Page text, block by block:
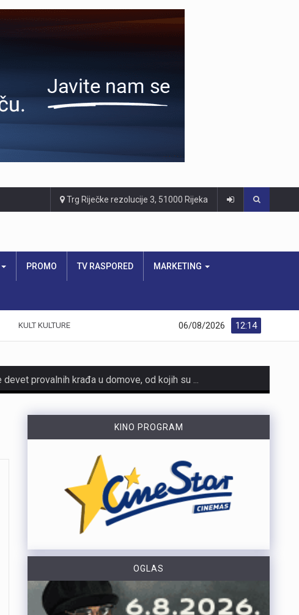
Trg Riječke rezolucije 3, 51000 Rijeka
PROMO TV RASPORED MARKETING
KULT KULTURE 12:14
06/08/2026
https://youtu.be/OT6Ne0UuW2Y Slovenski nogometaš Igor Vekić novo je pojačanje HNK Rijeka. Vratar koji je u karijeri nastupao za slovenski Bravo, portugalski Paços de Ferreira i danski Vejle potpisao je s riječkim klubom ugovor na dvije godine, uz mogućnost produljenja na još jednu godinu. Vekić već ima poveznicu s Rijekom jer je bio dio slovenske reprezentacije u vrijeme kada je izbornik bio Matjaž Kek. Više u videopprilogu:
https://youtu.be/g3PZHf8Z8yM Deseti put održana je manifestacija „Oluja na Kvarneru“ na Krčkom mostu, gdje su 222 baklje upaljene u čast poginulim braniteljima Primorsko-goranske županije. Uz sudjelovanje brojnih posjetitelja i navijačkih udruga, događaj je prenio poruku trajnog sjećanja na branitelje koji su dali život za slobodu.Na Krčkom mostu održana je deseta po redu manifestacija „Oluja na Kvarneru“ u spomen na 222 poginula branitelja s područja Primorsko-goranske županije. Svaka od 222 baklje simbolizirala je ime, uspomenu i zahvalnost na poginule u Domovinskom ratu. Više u videoprilogu:
Nakon kratke pauze, Klub Palach ovoga tjedna donosi tri dana ljetnog programa. Posjetitelje očekuju raznovrsni sadržaji – od kviza općeg znanja i društvenih igara do glazbenih slušaonica te akustičnih izvedbi poznatih rock i metal hitova. Program započinje u četvrtak, 6. kolovoza, u 20 sati prvim izdanjem KRiP-ova kviza općeg znanja. Tijekom kolovoza KRiP će svakog četvrtka u Palachu pripremati dinamične kvizove s osamdesetak pitanja. Kvizovi traju približno dva sata i namijenjeni su kako iskusnim igračima, tako i potpunim početnicima. Prijave su obvezne putem obrasca jer je broj mjesta ograničen. Ekipe mogu imati najviše pet članova, a kotizacija iznosi 10 eura po ekipi, neovisno o broju igrača. Za najuspješnije natjecatelje osiguran je nagradni fond koji uključuje i tekuće nagrade.Istoga dana od 20 sati pa sve do zatvaranja kluba na rasporedu je Indie slušaona. Glazbeni program posvećen je indie zvuku, održava se na terasi Palacha, a ulaz je besplatan. U petak, 7. kolovoza, s početkom u 20 sati održat će se peto izdanje popularne igre "Grad-država". Natjecanje testira brzinu, znanje i snalažljivost posjetitelja. Sudjelovati mogu timovi od jedne do tri osobe, prijave se vrše putem obrasca, dok kotizacija iznosi 5 eura po timu. Nakon završetka natjecateljskog dijela, večer se nastavlja uz Ska…
KINO PROGRAM
OGLAS